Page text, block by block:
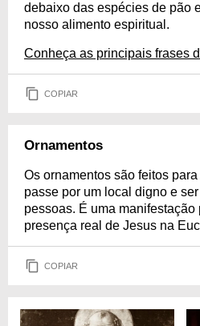
debaixo das espécies de pão
nosso alimento espiritual.
Conheça as principais frases
COPIAR
Ornamentos
Os ornamentos são feitos
passe por um local digno e
pessoas. É uma manifestação
presença real de Jesus na
COPIAR